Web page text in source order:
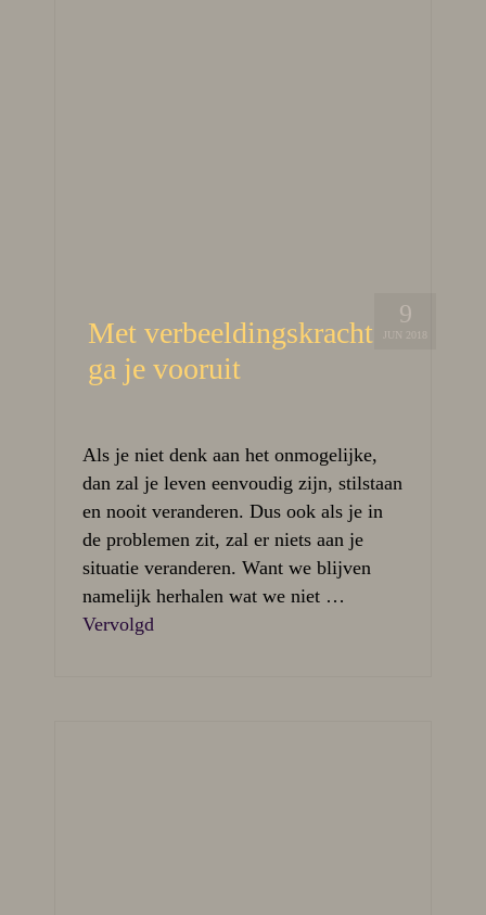
9
JUN 2018
Met verbeeldingskracht
ga je vooruit
Als je niet denk aan het onmogelijke,
dan zal je leven eenvoudig zijn, stilstaan
en nooit veranderen. Dus ook als je in
de problemen zit, zal er niets aan je
situatie veranderen. Want we blijven
namelijk herhalen wat we niet …
Vervolgd